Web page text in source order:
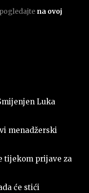
na ovoj
Luka
menadžerski
tijekom prijave za
će stići